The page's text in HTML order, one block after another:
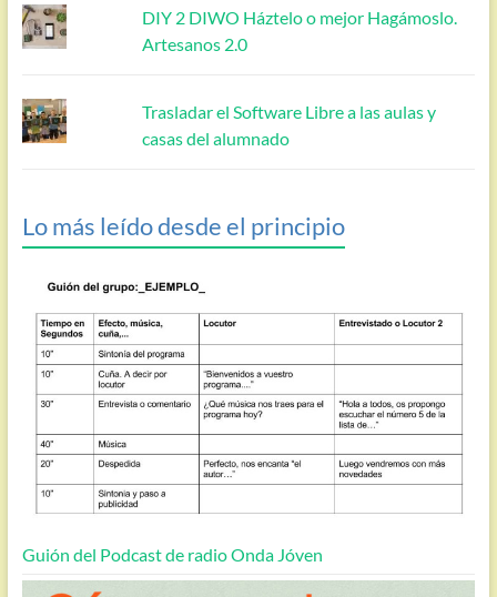
DIY 2 DIWO Háztelo o mejor Hagámoslo.
Artesanos 2.0
Trasladar el Software Libre a las aulas y
casas del alumnado
Lo más leído desde el principio
Guión del Podcast de radio Onda Jóven